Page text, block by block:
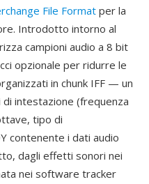
File Format per la
Introdotto intorno al
campioni audio a 8 bit
opzionale per ridurre le
in chunk IFF — un
di intestazione (frequenza
tipo di
contenente i dati audio
dagli effetti sonori nei
nei software tracker